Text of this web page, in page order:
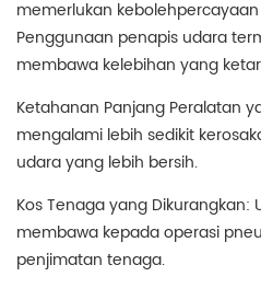
memerlukan
Penggunaan penapis udara
membawa kelebihan yang
Ketahanan Panjang Peralatan
mengalami lebih sedikit
udara yang lebih bersih.
Kos Tenaga yang Dikurangkan:
membawa kepada operasi
penjimatan tenaga.